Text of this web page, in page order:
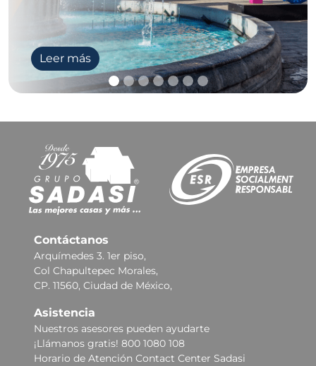
Leer más
Contáctanos
Arquímedes 3. 1er piso,
Col Chapultepec Morales,
CP. 11560, Ciudad de México,
Asistencia
Nuestros asesores pueden ayudarte
¡Llámanos gratis! 800 1080 108
Horario de Atención Contact Center Sadasi